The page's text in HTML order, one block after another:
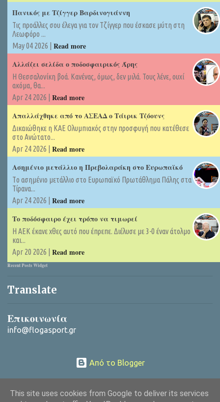
Πανικός με Τζίγγερ Βαρδινογιάννη
Τις προάλλες σου έλεγα για τον Τζίγγερ που έσκασε μύτη στη
Λεωφόρο ...
May 04 2026 | Read more
Αλλάζει σελίδα ο ποδοσφαιρικός Άρης
Η Θεσσαλονίκη βοά. Κανένας, όμως, δεν μιλά. Τους λένε, ουχί
ακόμα, θα...
Apr 24 2026 | Read more
Απαλλάχθηκε από το ΑΣΕΑΔ ο Τάιρικ Τζόουνς
Δικαιώθηκε η ΚΑΕ Ολυμπιακός στην προσφυγή που κατέθεσε
στο Ανώτατο...
Apr 24 2026 | Read more
Ασημένιο μετάλλιο η Πρεβολαράκη στο Ευρωπαϊκό
Tο ασημένιο μετάλλιο στο Ευρωπαϊκό Πρωτάθλημα Πάλης στα
Τίρανα...
Apr 24 2026 | Read more
Το ποδόσφαιρο έχει τρόπο να τιμωρεί
Η ΑΕΚ έκανε χθες αυτό που έπρεπε. Διέλυσε με 3-0 έναν άτολμο
και...
Apr 20 2026 | Read more
Recent Posts Widget
Translate
Επικοινωνία
info@flogasport.gr
Από το Blogger
This site uses cookies from Google to deliver its services